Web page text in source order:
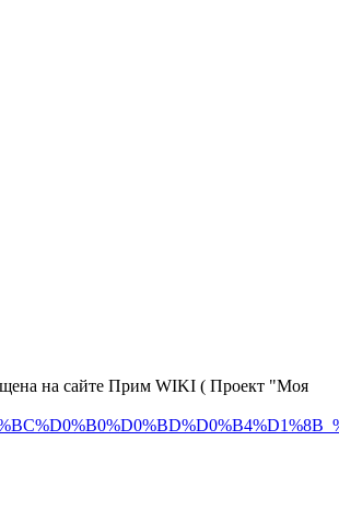
на сайте Прим WIKI ( Проект "Моя